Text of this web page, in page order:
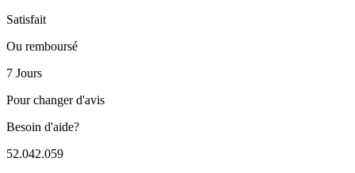
Satisfait
Ou remboursé
7 Jours
Pour changer d'avis
Besoin d'aide?
52.042.059